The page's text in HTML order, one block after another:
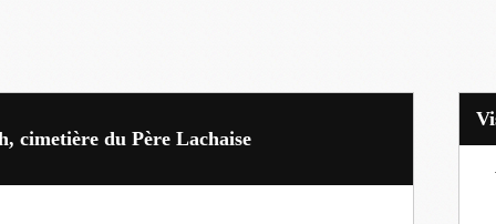
cimetière du Père Lachaise